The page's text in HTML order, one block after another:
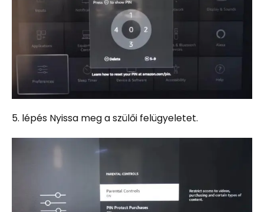
5. lépés Nyissa meg a szülői felügyeletet.